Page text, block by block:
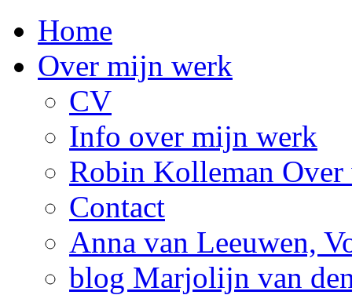
Home
Over mijn werk
CV
Info over mijn werk
Robin Kolleman
Contact
Anna van Leeuwen,
blog Marjolijn van